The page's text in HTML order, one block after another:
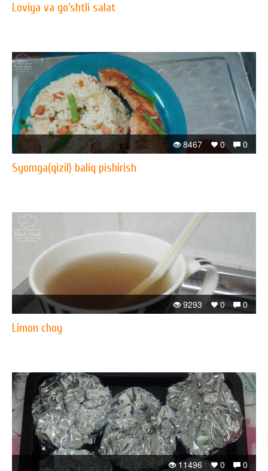
Loviya va go‘shtli salat
0
0
8467
Syomga(qizil) baliq pishirish
0
0
9293
Limon choy
0
0
11496